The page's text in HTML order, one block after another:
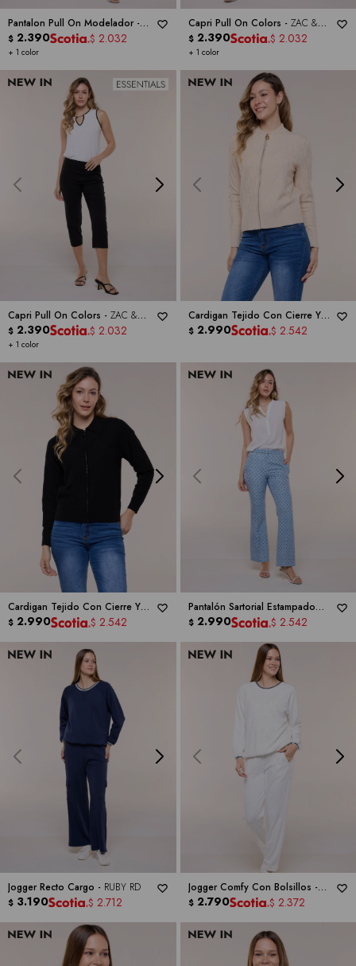
Pantalon Pull On Modelador -
ZAC & RACHEL
+ 1 color
$ 2.390 $ 2.032
Capri Pull On Colors - ZAC &
RACHEL
+ 1 color
$ 2.390 $ 2.032
Capri Pull On Colors - ZAC &
RACHEL
+ 1 color
$ 2.390 $ 2.032
Cardigan Tejido Con Cierre Y
Textura Labrada -RIO & RIAN
$ 2.990 $ 2.542
Cardigan Tejido Con Cierre Y
Textura Labrada -RIO & RIAN
$ 2.990 $ 2.542
Pantalón Sartorial Estampado
Tiro Alto -ELIE TAHARI
$ 2.990 $ 2.542
Jogger Recto Cargo - RUBY RD
$ 3.190 $ 2.712
Jogger Comfy Con Bolsillos -
RUBY RD
$ 2.790 $ 2.372